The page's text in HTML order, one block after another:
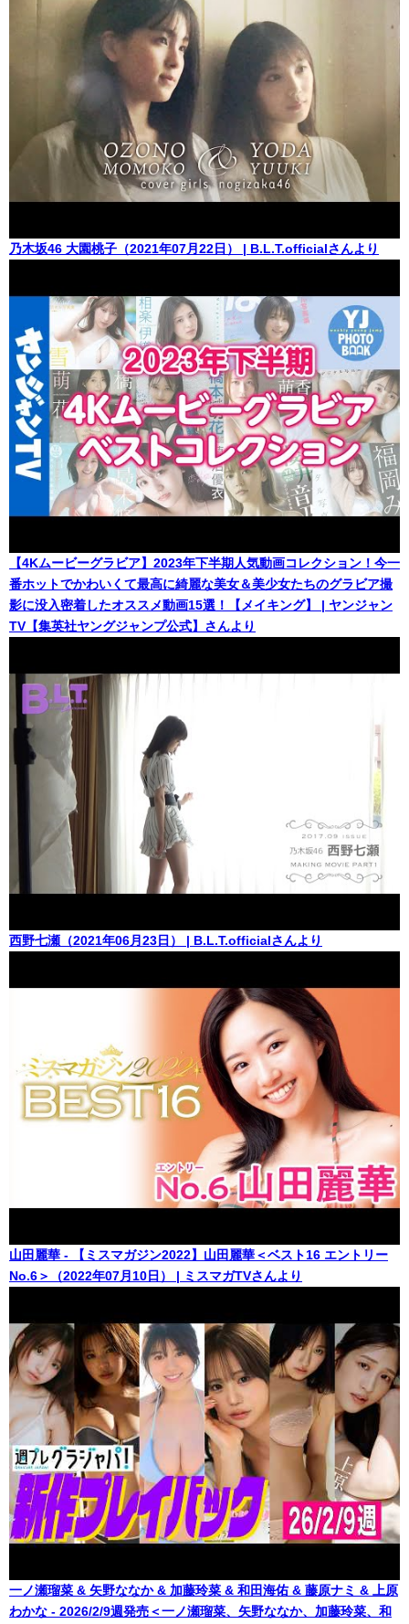
乃木坂46 大園桃子（2021年07月22日） | B.L.T.officialさんより
【4Kムービーグラビア】2023年下半期人気動画コレクション！今一
番ホットでかわいくて最高に綺麗な美女＆美少女たちのグラビア撮
影に没入密着したオススメ動画15選！【メイキング】 | ヤンジャン
TV【集英社ヤングジャンプ公式】さんより
西野七瀬（2021年06月23日） | B.L.T.officialさんより
山田麗華 - 【ミスマガジン2022】山田麗華＜ベスト16 エントリー
No.6＞（2022年07月10日） | ミスマガTVさんより
一ノ瀬瑠菜 & 矢野ななか & 加藤玲菜 & 和田海佑 & 藤原ナミ & 上原
わかな - 2026/2/9週発売＜一ノ瀬瑠菜、矢野ななか、加藤玲菜、和